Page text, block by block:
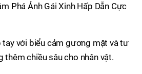
Phá Ảnh Gái Xinh Hấp Dẫn Cực
tay với biểu cảm gương mặt và tư
thêm chiều sâu cho nhân vật.